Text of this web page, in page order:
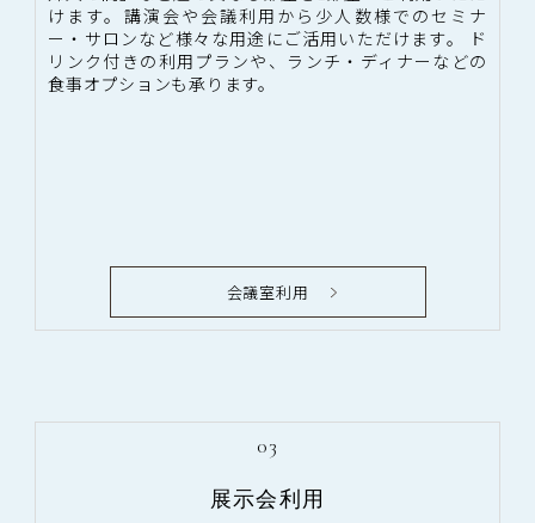
けます。講演会や会議利用から少人数様でのセミナ
ー・サロンなど様々な用途にご活用いただけます。 ド
リンク付きの利用プランや、ランチ・ディナーなどの
食事オプションも承ります。
会議室利用
03
展示会利用